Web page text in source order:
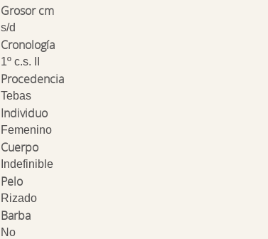
Grosor cm
s/d
Cronología
1º c.s. II
Procedencia
Tebas
Individuo
Femenino
Cuerpo
Indefinible
Pelo
Rizado
Barba
No